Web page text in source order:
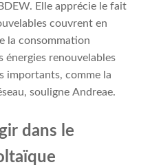
Elle apprécie le fait
couvrent en
la consommation
énergies renouvelables
importants, comme la
souligne Andreae.
dans le